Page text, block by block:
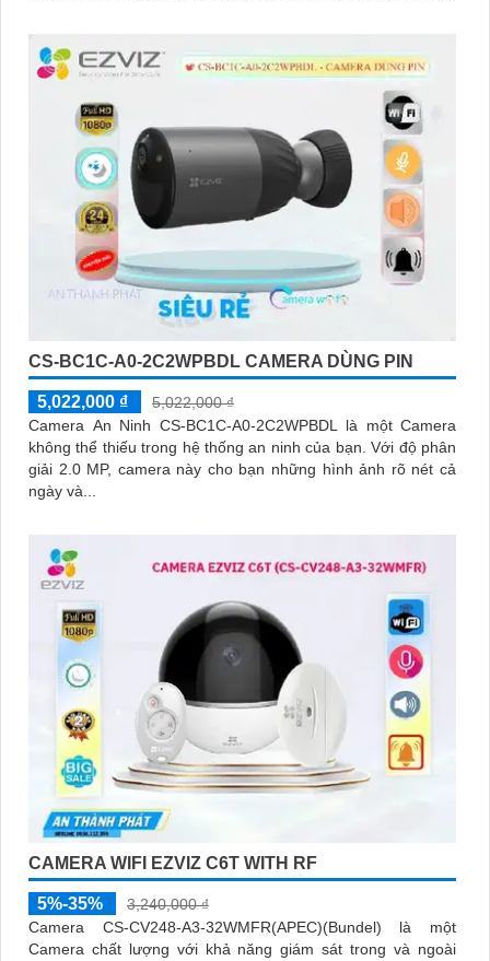
CS-BC1C-A0-2C2WPBDL CAMERA DÙNG PIN
5,022,000 ₫
5,022,000 ₫
Camera An Ninh CS-BC1C-A0-2C2WPBDL là một Camera
không thể thiếu trong hệ thống an ninh của bạn. Với độ phân
giải 2.0 MP, camera này cho bạn những hình ảnh rõ nét cả
ngày và...
CAMERA WIFI EZVIZ C6T WITH RF
5%-35%
3,240,000 ₫
Camera CS-CV248-A3-32WMFR(APEC)(Bundel) là một
Camera chất lượng với khả năng giám sát trong và ngoài